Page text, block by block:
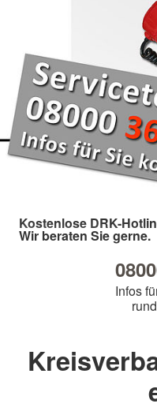
Kostenlose DRK-
Wir beraten Sie gerne.
Infos